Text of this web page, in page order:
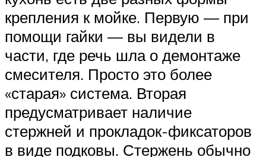
крепления к мойке. Первую — при
помощи гайки — вы видели в
части, где речь шла о демонтаже
смесителя. Просто это более
«старая» система. Вторая
предусматривает наличие
стержней и прокладок-фиксаторов
в виде подковы. Стержень обычно